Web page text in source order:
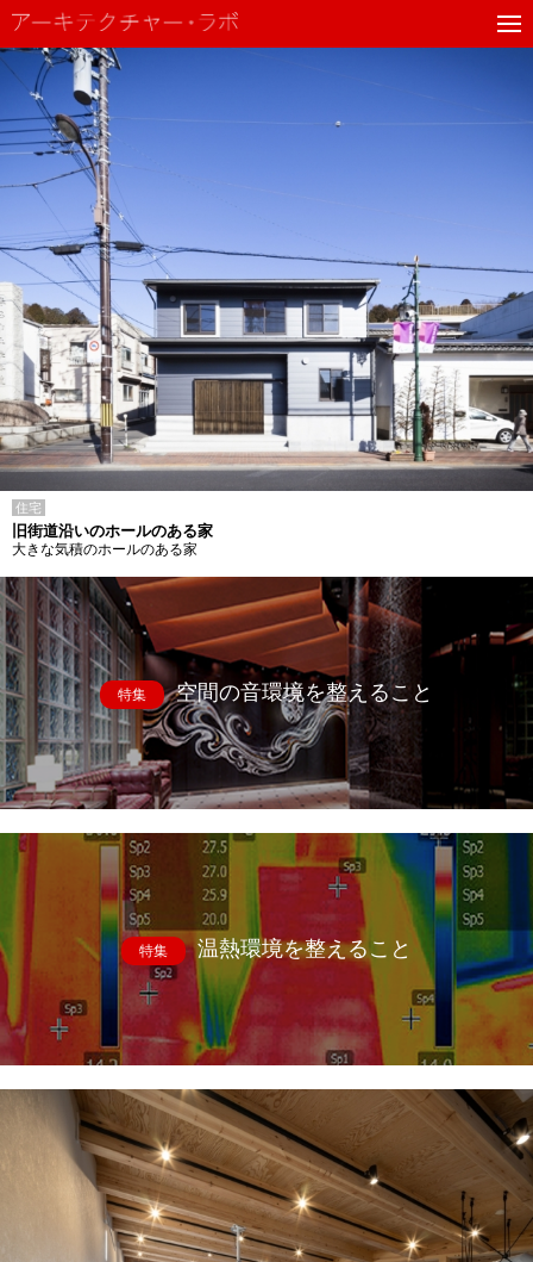
住宅
旧街道沿いのホールのある家
大きな気積のホールのある家
特集 空間の音環境を整えること
特集 温熱環境を整えること